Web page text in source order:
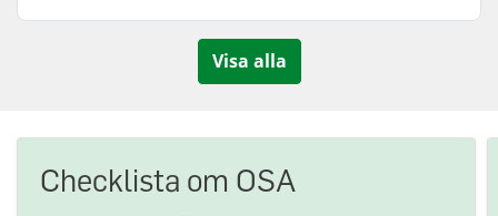
Visa alla
Checklista om OSA